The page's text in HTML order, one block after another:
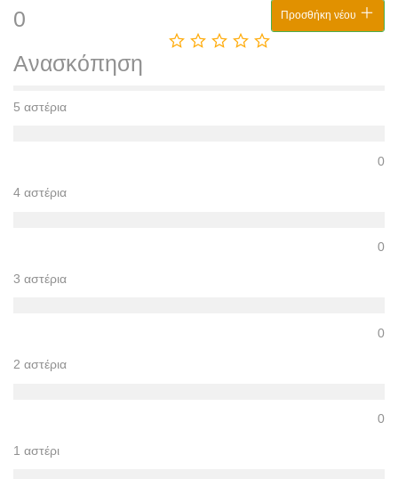
0
Ανασκόπηση
Προσθήκη νέου
5 αστέρια
0
4 αστέρια
0
3 αστέρια
0
2 αστέρια
0
1 αστέρι